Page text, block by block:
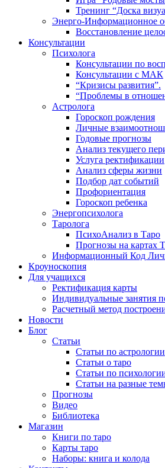
Тренинг “Доска
Энерго-Информационное
Восстановление
Консультации
Психолога
Консультации по
Консультации с МАК
“Кризисы развития”.
“Проблемы в
Астролога
Гороскоп рождения
Личные
Годовые прогнозы
Анализ текущего
Услуга ректификации
Анализ сферы жизни
Подбор дат событий
Профориентация
Гороскоп ребенка
Энергопсихолога
Таролога
ПсихоАнализ в Таро
Прогнозы на картах
Информационный Код
Кроуноскопия
Для учащихся
Ректификация карты
Индивидуальные занятия
Расчетный метод
Новости
Блог
Статьи
Статьи по астрологии
Статьи о таро
Статьи по
Статьи на разные
Прогнозы
Видео
Библиотека
Магазин
Книги по таро
Карты таро
Наборы: книга и колода